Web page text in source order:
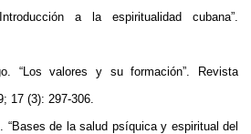
a la espiritualidad cubana”.
“Los valores y su formación”. Revista
17 (3): 297-306.
“Bases de la salud psíquica y espiritual del